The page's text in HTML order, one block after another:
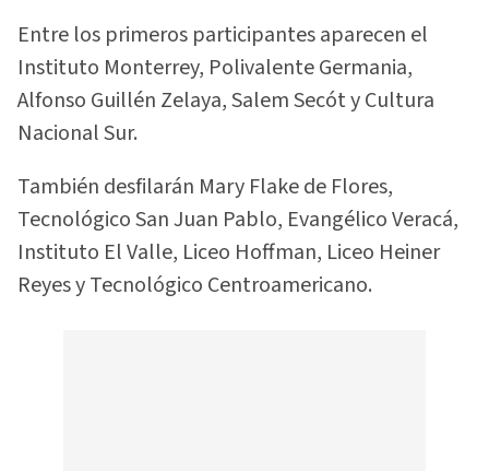
Entre los primeros participantes aparecen el
Instituto Monterrey, Polivalente Germania,
Alfonso Guillén Zelaya, Salem Secót y Cultura
Nacional Sur.
También desfilarán Mary Flake de Flores,
Tecnológico San Juan Pablo, Evangélico Veracá,
Instituto El Valle, Liceo Hoffman, Liceo Heiner
Reyes y Tecnológico Centroamericano.